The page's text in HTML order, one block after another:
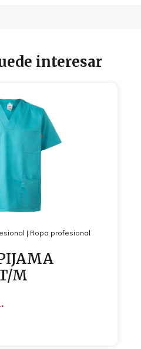
interesar
| Ropa profesional
M